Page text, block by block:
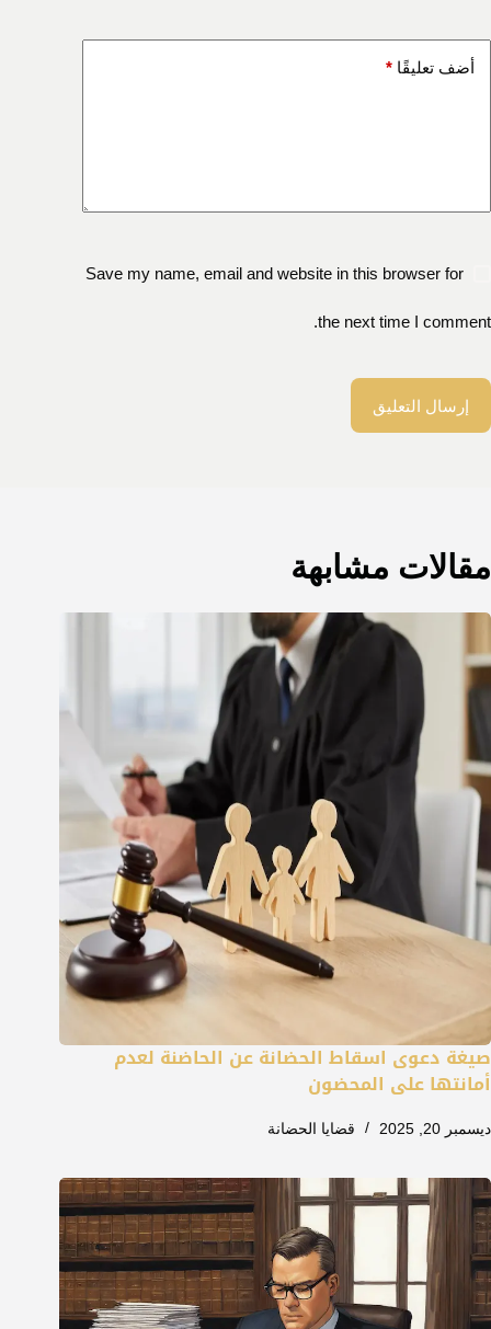
أضف تعليقًا *
Save my name, email and website in this browser for
the next time I comment.
إرسال التعليق
مقالات مشابهة
صيغة دعوى اسقاط الحضانة عن الحاضنة لعدم
أمانتها على المحضون
ديسمبر 20, 2025 قضايا الحضانة